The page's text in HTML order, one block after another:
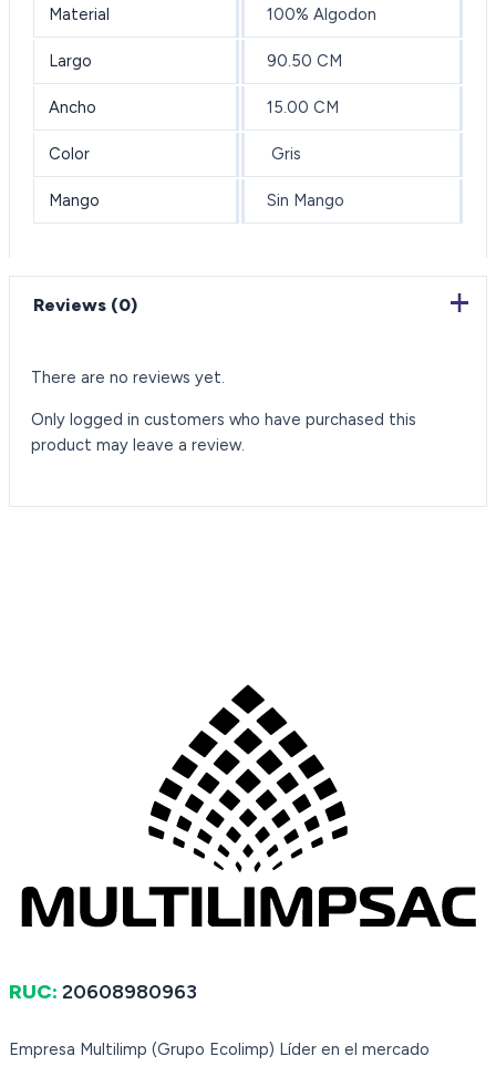
Material 100% Algodon
Largo 90.50 CM
Ancho 15.00 CM
Color Gris
Mango Sin Mango
Reviews (0)
There are no reviews yet.
Only logged in customers who have purchased this
product may leave a review.
RUC: 20608980963
Empresa Multilimp (Grupo Ecolimp) Líder en el mercado